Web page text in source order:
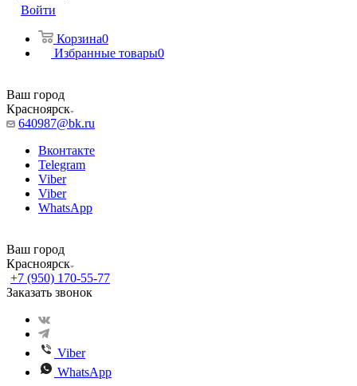
Войти
Корзина0
Избранные товары0
Ваш город
Красноярск
640987@bk.ru
Вконтакте
Telegram
Viber
Viber
WhatsApp
Ваш город
Красноярск
+7 (950) 170-55-77
Заказать звонок
Viber
WhatsApp